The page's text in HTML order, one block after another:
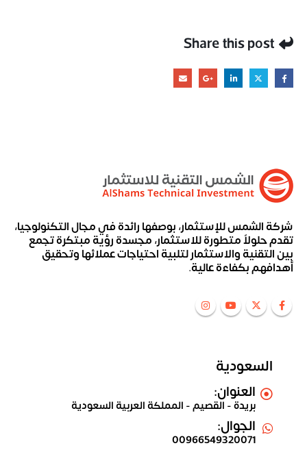
Share this post
شركة الشمس للإستثمار، بوصفها رائدة في مجال التكنولوجيا،
تقدم حلولاً متطورة للاستثمار، مجسدة رؤية مبتكرة تجمع
بين التقنية والاستثمار لتلبية احتياجات عملائها وتحقيق
أهدافهم بكفاءة عالية.
السعودية
العنوان:
بريدة - القصيم - المملكة العربية السعودية
الجوال:
00966549320071